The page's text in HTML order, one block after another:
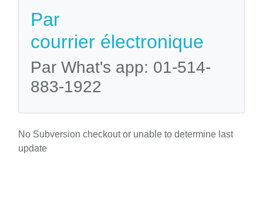
Par
courrier électronique
Par What's app: 01-514-
883-1922
No Subversion checkout or unable to determine last
update